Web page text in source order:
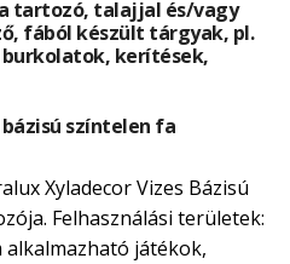
tartozó, talajjal és/vagy
fából készült tárgyak, pl.
kerítések,
színtelen fa
Xyladecor Vizes Bázisú
Felhasználási területek:
alkalmazható játékok,